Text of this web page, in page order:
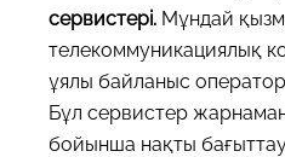
сервистері. Мұндай
телекоммуникациялық
ұялы байланыс
Бұл сервистер
бойынша нақты